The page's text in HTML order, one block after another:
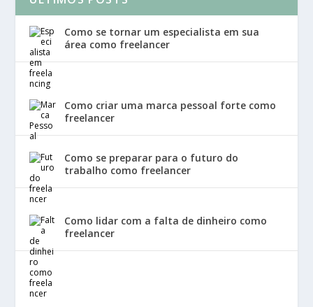
Como se tornar um especialista em sua
área como freelancer
Como criar uma marca pessoal forte como
freelancer
Como se preparar para o futuro do
trabalho como freelancer
Como lidar com a falta de dinheiro como
freelancer